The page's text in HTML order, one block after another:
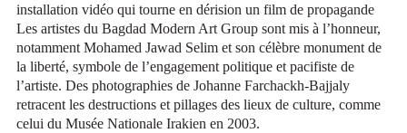
installation vidéo qui tourne en dérision un film de propagande
Les artistes du Bagdad Modern Art Group sont mis à l’honneur,
notamment Mohamed Jawad Selim et son célèbre monument de
la liberté, symbole de l’engagement politique et pacifiste de
l’artiste. Des photographies de Johanne Farchackh-Bajjaly
retracent les destructions et pillages des lieux de culture, comme
celui du Musée Nationale Irakien en 2003.